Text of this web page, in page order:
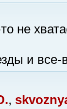
не
и все-
,